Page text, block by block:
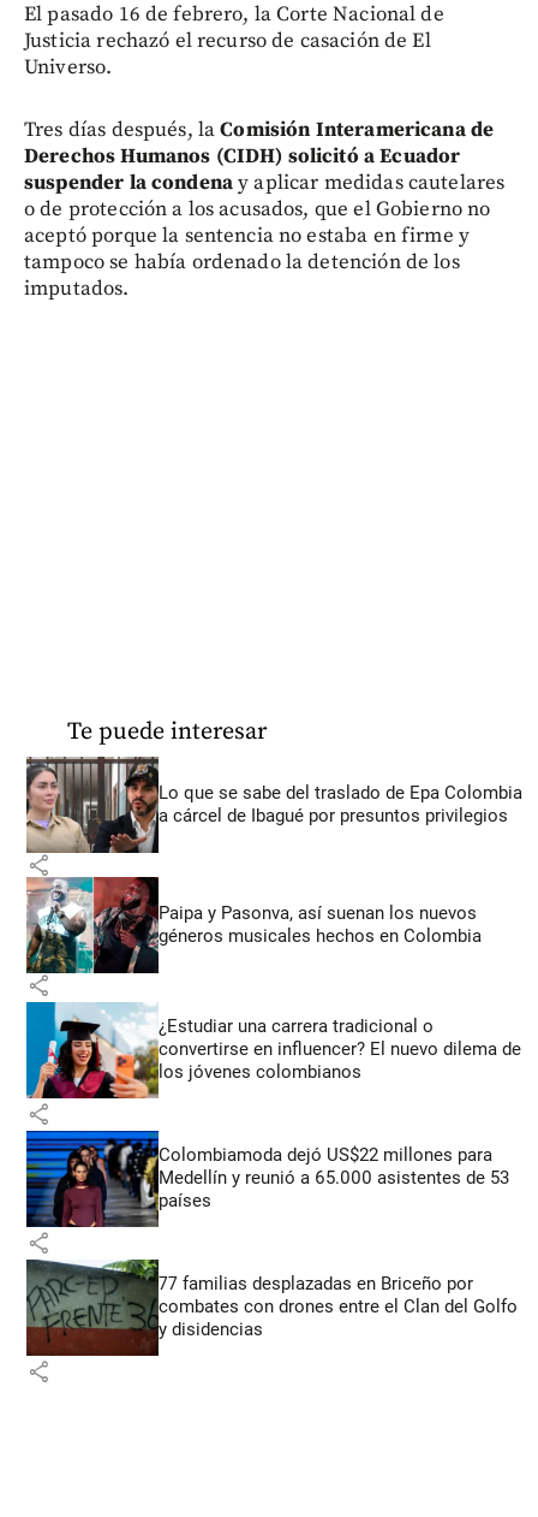
El pasado 16 de febrero, la Corte Nacional de
Justicia rechazó el recurso de casación de El
Universo.
Tres días después, laComisión Interamericana de
Derechos Humanos (CIDH) solicitó a Ecuador
suspender la condenay aplicar medidas cautelares
o de protección a los acusados, que el Gobierno no
aceptó porque la sentencia no estaba en firme y
tampoco se había ordenado la detención de los
imputados.
Te puede interesar
Lo que se sabe del traslado de Epa Colombia
a cárcel de Ibagué por presuntos privilegios
share
Paipa y Pasonva, así suenan los nuevos
géneros musicales hechos en Colombia
share
¿Estudiar una carrera tradicional o
convertirse en influencer? El nuevo dilema de
los jóvenes colombianos
share
Colombiamoda dejó US$22 millones para
Medellín y reunió a 65.000 asistentes de 53
países
share
77 familias desplazadas en Briceño por
combates con drones entre el Clan del Golfo
y disidencias
share